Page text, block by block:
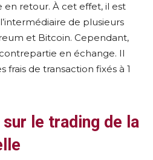
en retour. À cet effet, il est
de plusieurs
et Bitcoin. Cependant,
en échange. Il
frais de transaction fixés à 1
le trading de la